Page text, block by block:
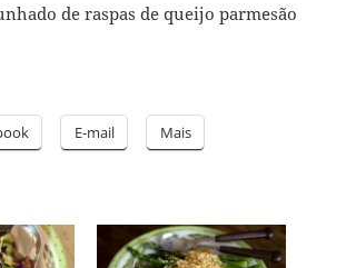
de raspas de queijo parmesão
E-mail Mais